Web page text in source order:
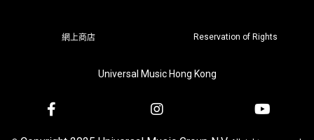
網上商店 Reservation of Rights
Universal Music Hong Kong